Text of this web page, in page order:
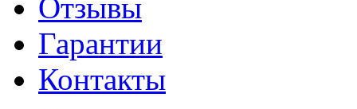
Отзывы
Гарантии
Контакты